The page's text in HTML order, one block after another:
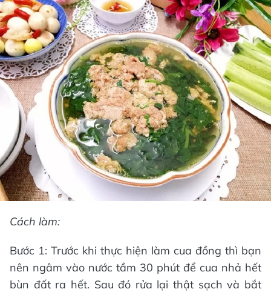
Cách làm:
Bước 1: Trước khi thực hiện làm cua đồng thì bạn
nên ngâm vào nước tầm 30 phút để cua nhả hết
bùn đất ra hết. Sau đó rửa lại thật sạch và bắt